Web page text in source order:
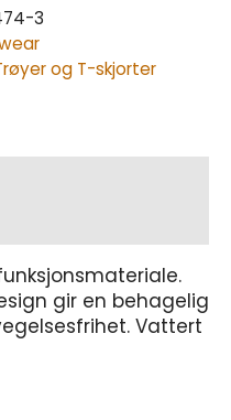
3
og T-skjorter
gir en behagelig
Vattert